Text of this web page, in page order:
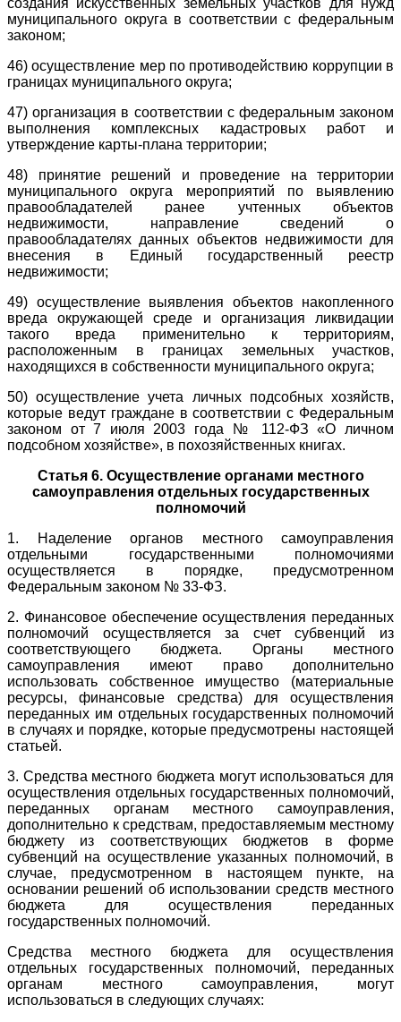
создания искусственных земельных участков для нужд
муниципального округа в соответствии с федеральным
законом;
46) осуществление мер по противодействию коррупции в
границах муниципального округа;
47) организация в соответствии с федеральным законом
выполнения комплексных кадастровых работ и
утверждение карты-плана территории;
48) принятие решений и проведение на территории
муниципального округа мероприятий по выявлению
правообладателей ранее учтенных объектов
недвижимости, направление сведений о
правообладателях данных объектов недвижимости для
внесения в Единый государственный реестр
недвижимости;
49) осуществление выявления объектов накопленного
вреда окружающей среде и организация ликвидации
такого вреда применительно к территориям,
расположенным в границах земельных участков,
находящихся в собственности муниципального округа;
50) осуществление учета личных подсобных хозяйств,
которые ведут граждане в соответствии с Федеральным
законом от 7 июля 2003 года № 112-ФЗ «О личном
подсобном хозяйстве», в похозяйственных книгах.
Статья 6. Осуществление органами местного
самоуправления отдельных государственных
полномочий
1. Наделение органов местного самоуправления
отдельными государственными полномочиями
осуществляется в порядке, предусмотренном
Федеральным законом № 33-ФЗ.
2. Финансовое обеспечение осуществления переданных
полномочий осуществляется за счет субвенций из
соответствующего бюджета. Органы местного
самоуправления имеют право дополнительно
использовать собственное имущество (материальные
ресурсы, финансовые средства) для осуществления
переданных им отдельных государственных полномочий
в случаях и порядке, которые предусмотрены настоящей
статьей.
3. Средства местного бюджета могут использоваться для
осуществления отдельных государственных полномочий,
переданных органам местного самоуправления,
дополнительно к средствам, предоставляемым местному
бюджету из соответствующих бюджетов в форме
субвенций на осуществление указанных полномочий, в
случае, предусмотренном в настоящем пункте, на
основании решений об использовании средств местного
бюджета для осуществления переданных
государственных полномочий.
Средства местного бюджета для осуществления
отдельных государственных полномочий, переданных
органам местного самоуправления, могут
использоваться в следующих случаях: